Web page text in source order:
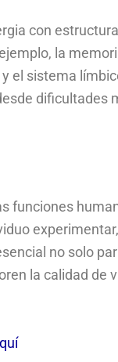
con
la
el sistema
dificultades
funciones
no solo
la calidad de